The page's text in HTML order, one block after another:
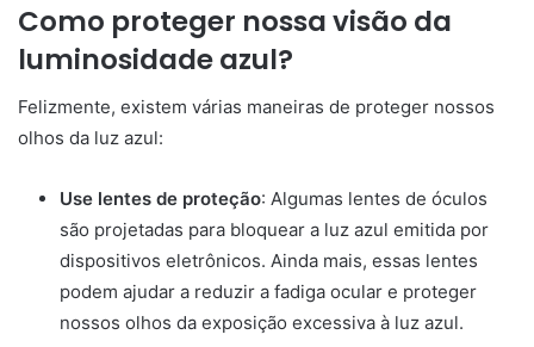
Como proteger nossa visão da
luminosidade azul?
Felizmente, existem várias maneiras de proteger nossos
olhos da luz azul:
Use lentes de proteção: Algumas lentes de óculos
são projetadas para bloquear a luz azul emitida por
dispositivos eletrônicos. Ainda mais, essas lentes
podem ajudar a reduzir a fadiga ocular e proteger
nossos olhos da exposição excessiva à luz azul.